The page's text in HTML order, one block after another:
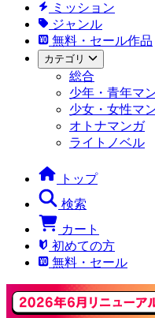
ミッション
ジャンル
無料・セール作品
カテゴリ
総合
少年・青年マ
少女・女性マ
オトナマンガ
ライトノベル
トップ
検索
カート
初めての方
無料・セール